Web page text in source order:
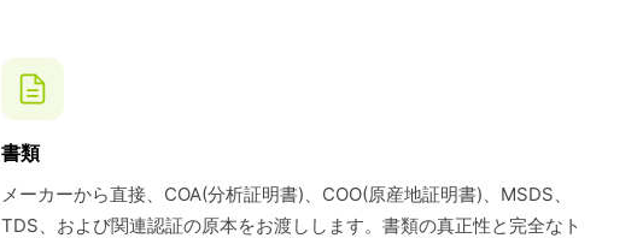
書類
メーカーから直接、COA(分析証明書)、COO(原産地証明書)、MSDS、
TDS、および関連認証の原本をお渡しします。書類の真正性と完全なト